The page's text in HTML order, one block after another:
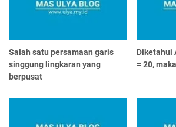
Salah satu persamaan garis
singgung lingkaran yang
berpusat
Diketahui
= 20,